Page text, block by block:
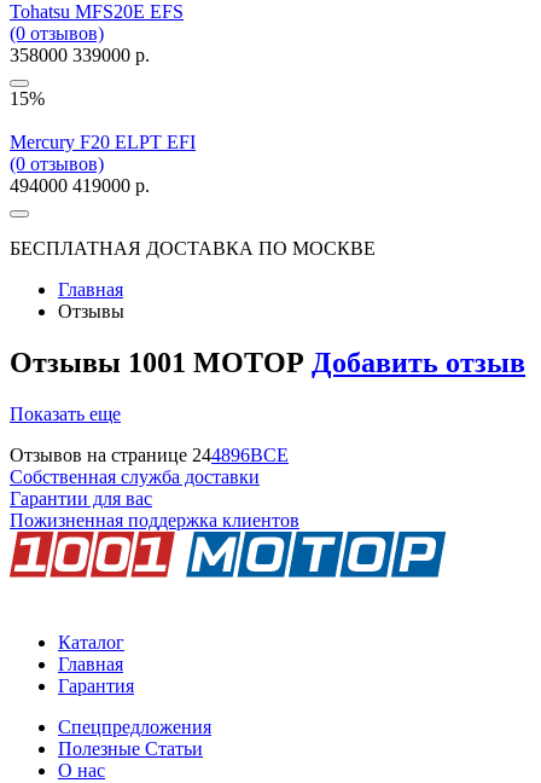
Tohatsu MFS20E EFS
(0 отзывов)
358000 339000 р.
15%
Mercury F20 ELPT EFI
(0 отзывов)
494000 419000 р.
БЕСПЛАТНАЯ ДОСТАВКА ПО МОСКВЕ
Главная
Отзывы
Отзывы 1001 МОТОР Добавить отзыв
Показать еще
Отзывов на странице 244896ВСЕ
Собственная служба доставки
Гарантии для вас
Пожизненная поддержка клиентов
Каталог
Главная
Гарантия
Спецпредложения
Полезные Статьи
О нас